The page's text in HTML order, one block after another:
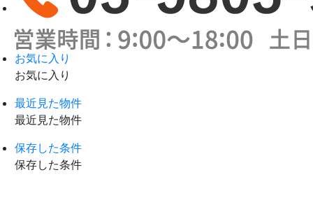
お気に入り
お気に入り
最近見た物件
最近見た物件
保存した条件
保存した条件